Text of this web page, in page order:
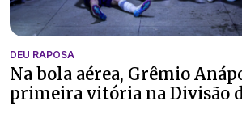
DEU RAPOSA
Na bola aérea, Grêmio
primeira vitória na Divisão